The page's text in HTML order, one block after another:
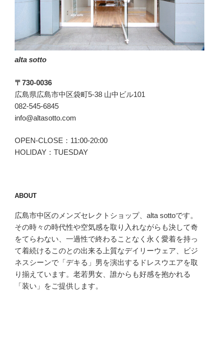
alta sotto
〒730-0036
広島県広島市中区袋町5-38 山中ビル101
082-545-6845
info@altasotto.com
OPEN-CLOSE：11:00-20:00
HOLIDAY：TUESDAY
ABOUT
広島市中区のメンズセレクトショップ、alta sottoです。
その時々の時代性や空気感を取り入れながらも決して奇
をてらわない、一過性で終わることなく永く愛着を持っ
て着続けるこのとの出来る上質なデイリーウェア、ビジ
ネスシーンで「デキる」男を演出するドレスウエアを取
り揃えています。老若男女、誰からも好感を抱かれる
「装い」をご提供します。